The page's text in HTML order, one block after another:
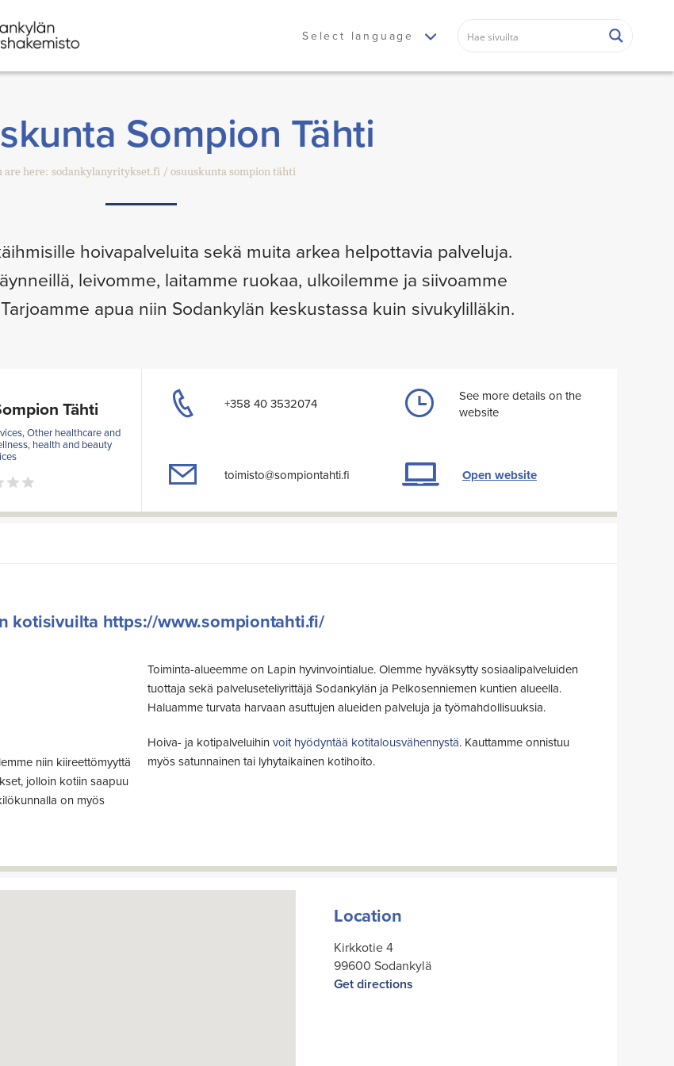
Select language
Sompion Tähti
are here: sodankylanyritykset.fi osuuskunta sompion tähti
hoivapalveluita sekä muita arkea helpottavia palveluja.
leivomme, laitamme ruokaa, ulkoilemme ja siivoamme
apua niin Sodankylän keskustassa kuin sivukylilläkin.
Tähti
Other healthcare and
health and beauty
+358 40 3532074
toimisto@sompiontahti.fi
See more details on the
website
Open website
kotisivuilta https://www.sompiontahti.fi/
niin kiireettömyyttä
jolloin kotiin saapuu
on myös
Toiminta-alueemme on Lapin hyvinvointialue. Olemme hyväksytty sosiaalipalveluiden
tuottaja sekä palveluseteliyrittäjä Sodankylän ja Pelkosenniemen kuntien alueella.
Haluamme turvata harvaan asuttujen alueiden palveluja ja työmahdollisuuksia.
Hoiva- ja kotipalveluihinvoit hyödyntää kotitalousvähennystä. Kauttamme onnistuu
myös satunnainen tai lyhytaikainen kotihoito.
Location
Kirkkotie 4
99600 Sodankylä
Get directions